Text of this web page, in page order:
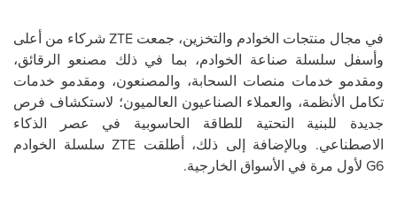
في مجال منتجات الخوادم والتخزين، جمعت ZTE شركاء من أعلى
وأسفل سلسلة صناعة الخوادم، بما في ذلك مصنعو الرقائق،
ومقدمو خدمات منصات السحابة، والمصنعون، ومقدمو خدمات
تكامل الأنظمة، والعملاء الصناعيون العالميون؛ لاستكشاف فرص
جديدة للبنية التحتية للطاقة الحاسوبية في عصر الذكاء
الاصطناعي. وبالإضافة إلى ذلك، أطلقت ZTEسلسلة الخوادم
G6 لأول مرة في الأسواق الخارجية.